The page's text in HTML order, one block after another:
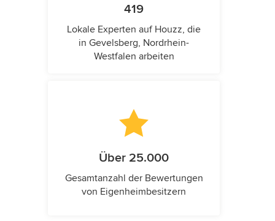
419
Lokale Experten auf Houzz, die
in Gevelsberg, Nordrhein-
Westfalen arbeiten
Über 25.000
Gesamtanzahl der Bewertungen
von Eigenheimbesitzern